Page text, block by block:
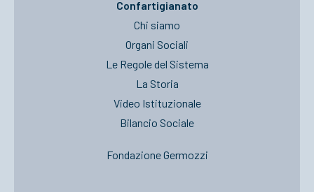
Confartigianato
Chi siamo
Organi Sociali
Le Regole del Sistema
La Storia
Video Istituzionale
Bilancio Sociale
Fondazione Germozzi